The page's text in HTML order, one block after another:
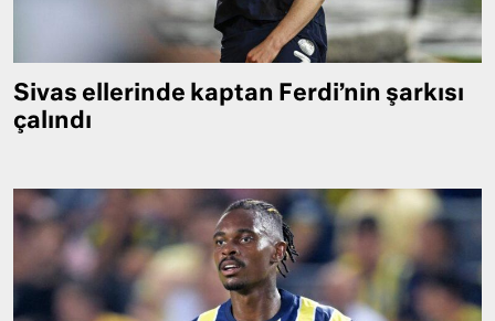
Sivas ellerinde kaptan Ferdi’nin şarkısı
çalındı